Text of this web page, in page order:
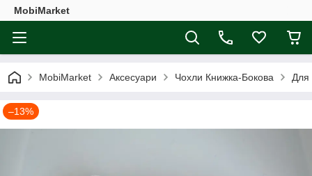
MobiMarket
MobiMarket Аксесуари Чохли Книжка-Бокова Для
–13%